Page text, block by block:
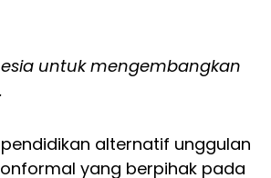
untuk mengembangkan
alternatif unggulan
yang berpihak pada